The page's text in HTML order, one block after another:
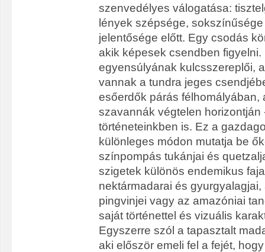
szenvedélyes válogatása:
lények szépsége,
jelentősége előtt. Egy csodás
akik képesek csendben
egyensúlyának kulcsszereplői,
vannak a tundra jeges
esőerdők párás félhomályában,
szavannák végtelen horizontján
történeteinkben is. Ez a
különleges módon mutatja be
színpompás tukánjai és
szigetek különös endemikus
nektármadarai és
pingvinjei vagy az amazóniai
saját történettel és vizuális
Egyszerre szól a tapasztalt
aki először emeli fel a fejét,